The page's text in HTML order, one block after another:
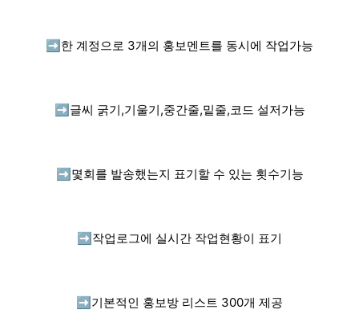
➡️ 한 계정으로 3개의 홍보멘트를 동시에 작업가능
➡️ 글씨 굵기,기울기,중간줄,밑줄,코드 설저가능
➡️ 몇회를 발송했는지 표기할 수 있는 횟수기능
➡️ 작업로그에 실시간 작업현황이 표기
➡️ 기본적인 홍보방 리스트 300개 제공